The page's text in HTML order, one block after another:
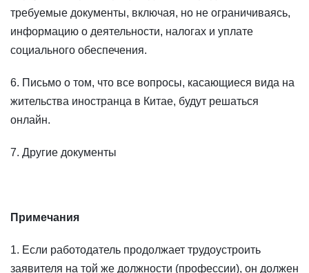
требуемые документы, включая, но не ограничиваясь,
информацию о деятельности, налогах и уплате
социального обеспечения.
6. Письмо о том, что все вопросы, касающиеся вида на
жительства иностранца в Китае, будут решаться
онлайн.
7. Другие документы
Примечания
1. Если работодатель продолжает трудоустроить
заявителя на той же должности (профессии), он должен